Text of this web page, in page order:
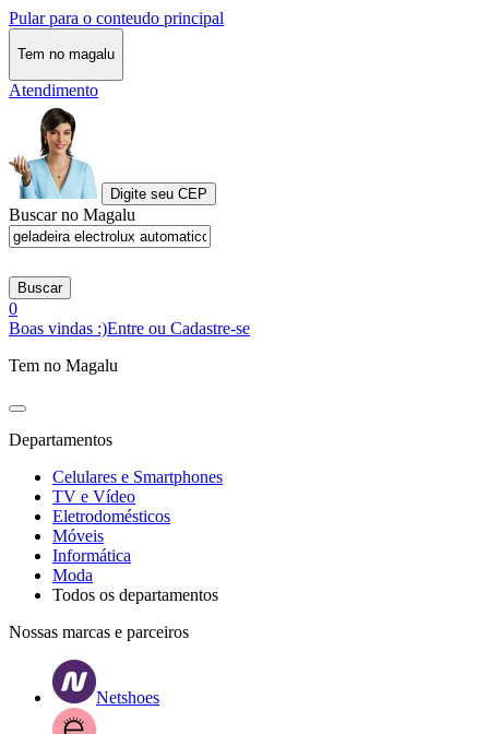
Pular para o conteudo principal
Tem no magalu
Atendimento
Digite seu CEP
Buscar no Magalu
Buscar
0
Boas vindas :)Entre ou Cadastre-se
Tem no Magalu
Departamentos
Celulares e Smartphones
TV e Vídeo
Eletrodomésticos
Móveis
Informática
Moda
Todos os departamentos
Nossas marcas e parceiros
Netshoes